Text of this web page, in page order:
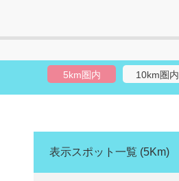
5km圏内 10km圏内
表示スポット一覧 (5Km)